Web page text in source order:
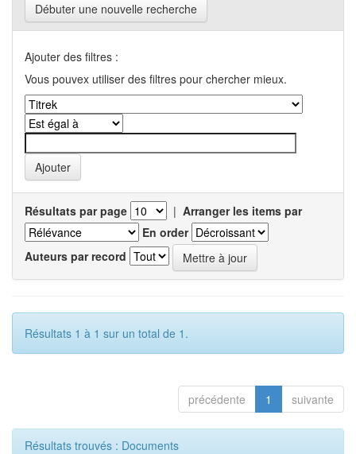
Débuter une nouvelle recherche
Ajouter des filtres :
Vous pouvex utiliser des filtres pour chercher mieux.
Résultats par page | Arranger les items par
En order
Auteurs par record
Résultats 1 à 1 sur un total de 1.
précédente 1 suivante
Résultats trouvés : Documents